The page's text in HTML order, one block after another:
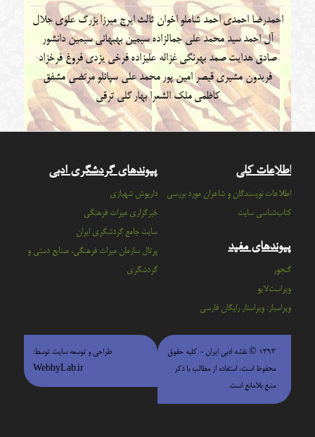
احمدرضا احمدیاحمد شاملو اخوان ثالث ایرج میرزابزرگ علوی جلال
آل احمدسید محمد علی جمالزادهسیمین بهبهانیسیمین دانشور
صادق هدایتصمد بهرنگی غزاله علیزادهفرخی یزدی فروغ فرخزاد
فریدون مشیری قیصر امین پور محمد علی سپانلومرتضی مشفق
کاظمی ملک الشعرا بهار گلی ترقی
اطلاعات کلی
اطلاعات نویسندگان و شاعران مورد بررسی
کتاب‌شناسی سایت
پیوندهای مفید
گنجور
ویراست‌لایو
ویراسباز: ویراستار رایگان فارسی
پیوندهای گردشگری ادبی
داریوش شهبازی
خبرگزاری میراث فرهنگی
سايت جامع گردشگري ايران
پرتال سازمان ميراث فرهنگي، صنايع دستي و
گردشگري
۱۳۹۳ © نقشه ادبی ایران - كليه حقوق
محفوظ است، استفاده از مطالب با ذكر
منبع بلامانع است.
طراحی و توسعه سایت توسط:
WebbyLab.ir